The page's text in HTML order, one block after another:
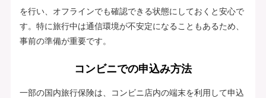
を行い、オフラインでも確認できる状態にしておくと安心で
す。特に旅行中は通信環境が不安定になることもあるため、
事前の準備が重要です。
コンビニでの申込み方法
一部の国内旅行保険は、コンビニ店内の端末を利用して申込